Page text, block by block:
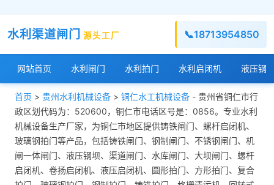
水利渠道闸门 源头工厂 📞18713954850
网站首页 水利闸门 水利拍门 水利启闭机 液压钢
首页 > 贵州水利机械设备 > 铜仁水工机械设备 - 贵州省铜仁市行
政区划代码为：520600，铜仁市电话区号是：0856。专业水利
机械设备生产厂家，为铜仁市地区提供铸铁闸门、螺杆启闭机、
玻璃钢拍门等产品，包括铸铁闸门、钢制闸门、不锈钢闸门、机
闸一体闸门、液压钢坝、渠道闸门、水库闸门、大坝闸门、螺杆
启闭机、卷扬启闭机、液压启闭机、圆形拍门、方形拍门、复合